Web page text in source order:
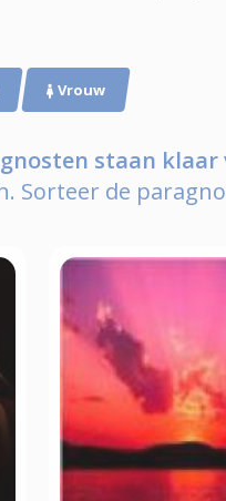
Vrouw
staan klaar
Sorteer de